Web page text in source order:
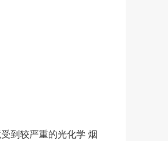
到较严重的光化学 烟